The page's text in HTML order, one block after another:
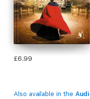
£6.99
Also available in the